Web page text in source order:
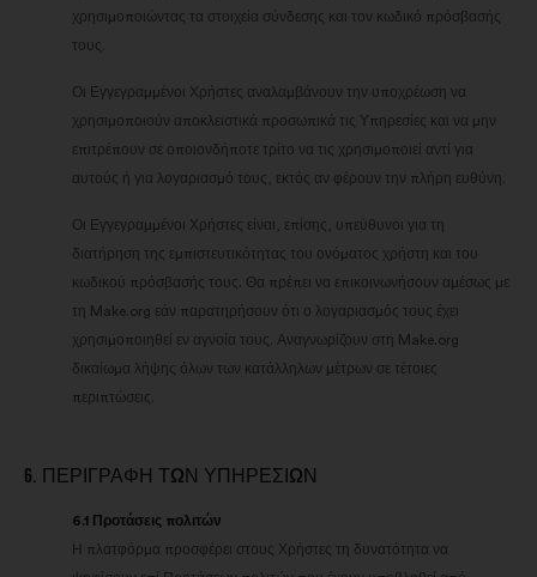
χρησιμοποιώντας τα στοιχεία σύνδεσης και τον κωδικό πρόσβασής
τους.
Οι Εγγεγραμμένοι Χρήστες αναλαμβάνουν την υποχρέωση να
χρησιμοποιούν αποκλειστικά προσωπικά τις Υπηρεσίες και να μην
επιτρέπουν σε οποιονδήποτε τρίτο να τις χρησιμοποιεί αντί για
αυτούς ή για λογαριασμό τους, εκτός αν φέρουν την πλήρη ευθύνη.
Οι Εγγεγραμμένοι Χρήστες είναι, επίσης, υπεύθυνοι για τη
διατήρηση της εμπιστευτικότητας του ονόματος χρήστη και του
κωδικού πρόσβασής τους. Θα πρέπει να επικοινωνήσουν αμέσως με
τη Make.org εάν παρατηρήσουν ότι ο λογαριασμός τους έχει
χρησιμοποιηθεί εν αγνοία τους. Αναγνωρίζουν στη Make.org
δικαίωμα λήψης όλων των κατάλληλων μέτρων σε τέτοιες
περιπτώσεις.
6. ΠΕΡΙΓΡΑΦΉ ΤΩΝ ΥΠΗΡΕΣΙΏΝ
6.1 Προτάσεις πολιτών
Η πλατφόρμα προσφέρει στους Χρήστες τη δυνατότητα να